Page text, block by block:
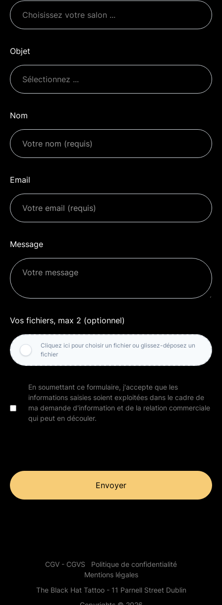
Objet
Nom
Email
Message
Vos fichiers, max 2 (optionnel)
Cliquez ici pour choisir un fichier ou glissez-déposez un
fichier
En soumettant ce formulaire, j'accepte que les
informations saisies soient exploitées dans le cadre de
ma demande d'information et de la relation commerciale
qui peut en découler.
Envoyer
CGV - CGVS
Politique de confidentialité
Mentions légales
The Black Hat Tattoo - 11 Parnell Street Dublin